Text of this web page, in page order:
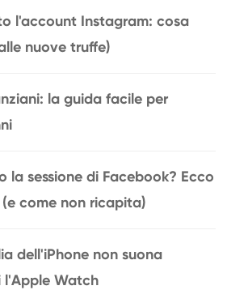
l'account Instagram: cosa
nuove truffe)
la guida facile per
la sessione di Facebook? Ecco
(e come non ricapita)
dell'iPhone non suona
l'Apple Watch